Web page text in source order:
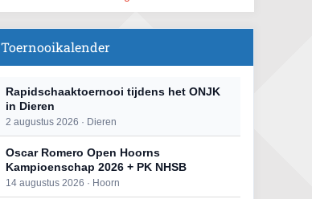
Toernooikalender
Rapidschaaktoernooi tijdens het ONJK
in Dieren
2 augustus 2026 · Dieren
Oscar Romero Open Hoorns
Kampioenschap 2026 + PK NHSB
14 augustus 2026 · Hoorn